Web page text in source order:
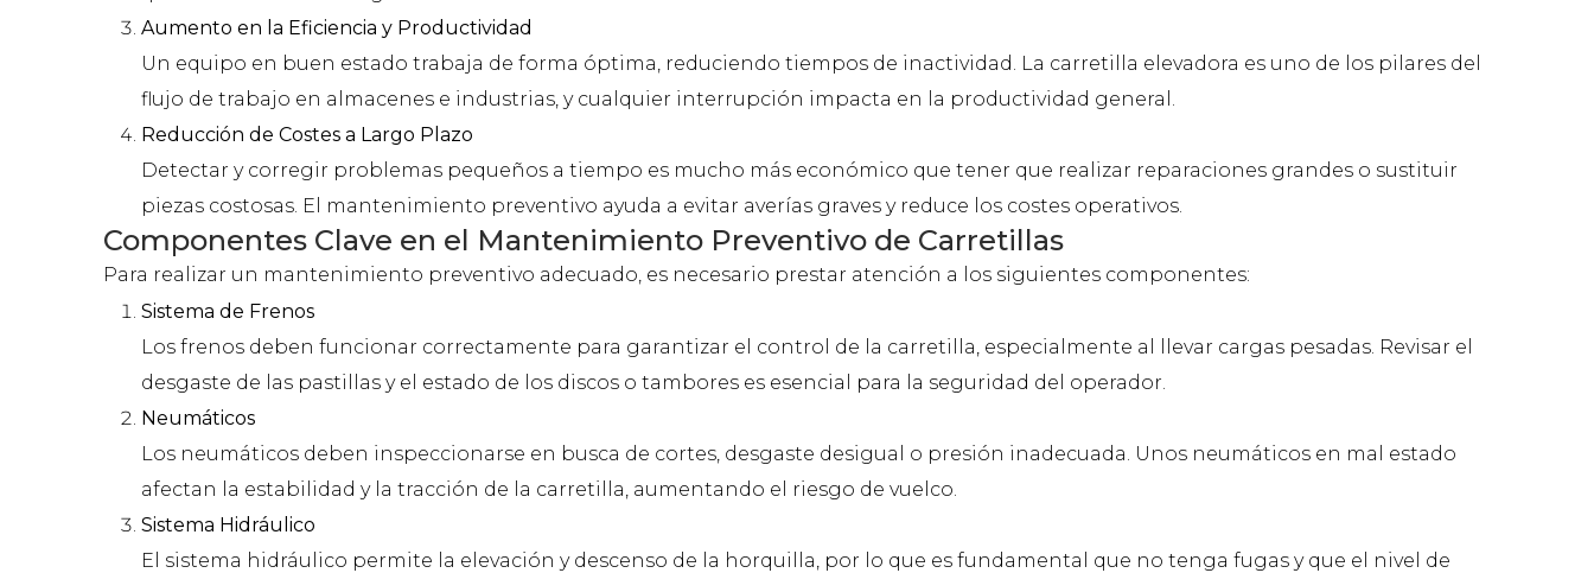
Aumento en la Eficiencia y Productividad
Un equipo en buen estado trabaja de forma óptima, reduciendo tiempos de inactividad. La carretilla elevadora es uno de los pilares del
flujo de trabajo en almacenes e industrias, y cualquier interrupción impacta en la productividad general.
Reducción de Costes a Largo Plazo
Detectar y corregir problemas pequeños a tiempo es mucho más económico que tener que realizar reparaciones grandes o sustituir
piezas costosas. El mantenimiento preventivo ayuda a evitar averías graves y reduce los costes operativos.
Componentes Clave en el Mantenimiento Preventivo de Carretillas
Para realizar un mantenimiento preventivo adecuado, es necesario prestar atención a los siguientes componentes:
Sistema de Frenos
Los frenos deben funcionar correctamente para garantizar el control de la carretilla, especialmente al llevar cargas pesadas. Revisar el
desgaste de las pastillas y el estado de los discos o tambores es esencial para la seguridad del operador.
Neumáticos
Los neumáticos deben inspeccionarse en busca de cortes, desgaste desigual o presión inadecuada. Unos neumáticos en mal estado
afectan la estabilidad y la tracción de la carretilla, aumentando el riesgo de vuelco.
Sistema Hidráulico
El sistema hidráulico permite la elevación y descenso de la horquilla, por lo que es fundamental que no tenga fugas y que el nivel de